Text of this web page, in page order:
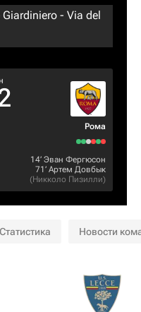
- Via del
Рома
14‎’‎ Эван Фергюсон
71‎’‎ Артем Довбык
(Никколо Пизилли)
Статистика Новости